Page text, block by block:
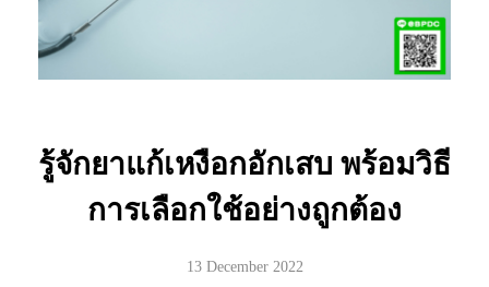
รู้จักยาแก้เหงือกอักเสบ พร้อมวิธี
การเลือกใช้อย่างถูกต้อง
13 December 2022